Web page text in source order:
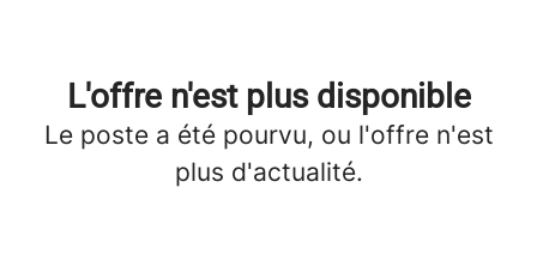
L'offre n'est plus disponible
Le poste a été pourvu, ou l'offre n'est
plus d'actualité.